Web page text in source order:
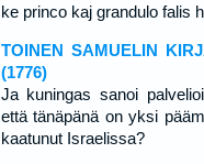
ke princo kaj grandulo falis
TOINEN SAMUELIN
(1776)
Ja kuningas sanoi
että tänäpänä on yksi
kaatunut Israelissa?